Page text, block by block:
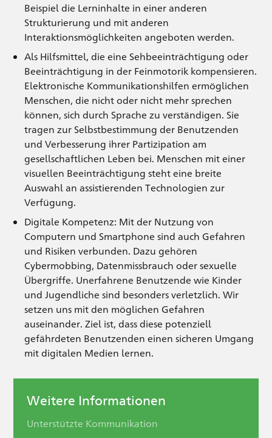
Beispiel die Lerninhalte in einer anderen
Strukturierung und mit anderen
Interaktionsmöglichkeiten angeboten werden.
Als Hilfsmittel, die eine Sehbeeinträchtigung oder
Beeinträchtigung in der Feinmotorik kompensieren.
Elektronische Kommunikationshilfen ermöglichen
Menschen, die nicht oder nicht mehr sprechen
können, sich durch Sprache zu verständigen. Sie
tragen zur Selbstbestimmung der Benutzenden
und Verbesserung ihrer Partizipation am
gesellschaftlichen Leben bei. Menschen mit einer
visuellen Beeinträchtigung steht eine breite
Auswahl an assistierenden Technologien zur
Verfügung.
Digitale Kompetenz: Mit der Nutzung von
Computern und Smartphone sind auch Gefahren
und Risiken verbunden. Dazu gehören
Cybermobbing, Datenmissbrauch oder sexuelle
Übergriffe. Unerfahrene Benutzende wie Kinder
und Jugendliche sind besonders verletzlich. Wir
setzen uns mit den möglichen Gefahren
auseinander. Ziel ist, dass diese potenziell
gefährdeten Benutzenden einen sicheren Umgang
mit digitalen Medien lernen.
Weitere Informationen
Unterstützte Kommunikation